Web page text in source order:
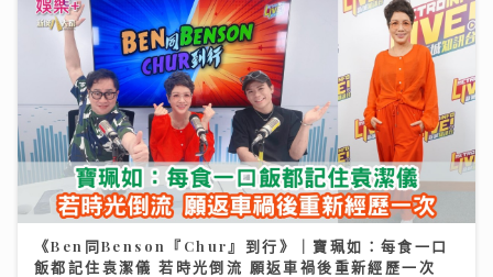
《Ben同Benson『Chur』到行》｜寶珮如：每食一口
飯都記住袁潔儀 若時光倒流 願返車禍後重新經歷一次